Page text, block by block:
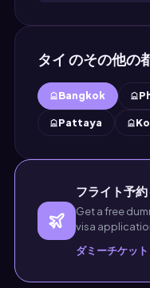
タイ のその他の
Bangkok
Pattaya
フライト予
Get a free
visa
ダミーチケッ